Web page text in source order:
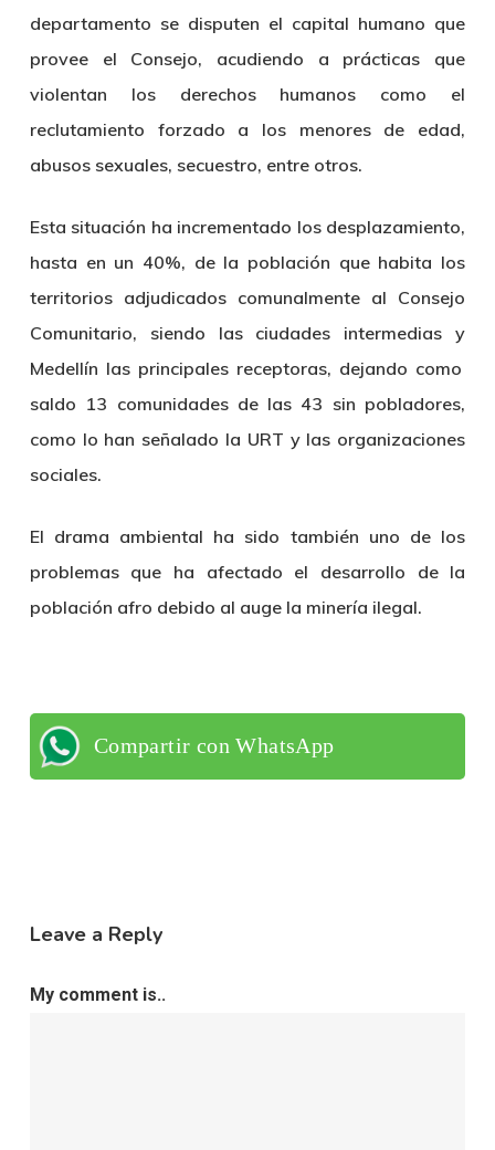
departamento se disputen el capital humano que
provee el Consejo, acudiendo a prácticas que
violentan los derechos humanos como el
reclutamiento forzado a los menores de edad,
abusos sexuales, secuestro, entre otros.
Esta situación ha incrementado los desplazamiento,
hasta en un 40%, de la población que habita los
territorios adjudicados comunalmente al Consejo
Comunitario, siendo las ciudades intermedias y
Medellín las principales receptoras, dejando como
saldo 13 comunidades de las 43 sin pobladores,
como lo han señalado la URT y las organizaciones
sociales.
El drama ambiental ha sido también uno de los
problemas que ha afectado el desarrollo de la
población afro debido al auge la minería ilegal.
Compartir con WhatsApp
Leave a Reply
My comment is..